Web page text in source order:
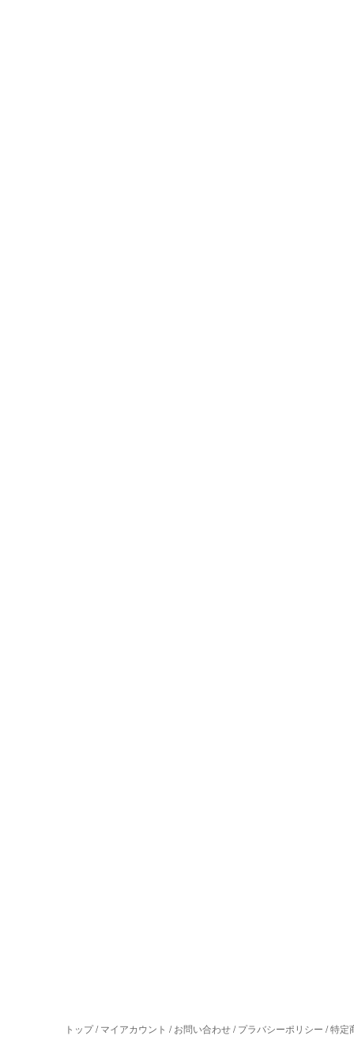
トップ/ マイアカウント / お問い合わせ / プラバシーポリシー /特定